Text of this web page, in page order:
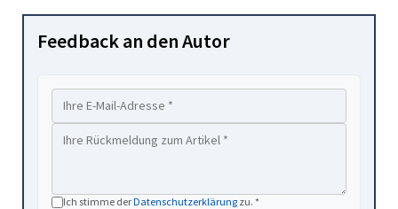
Feedback an den Autor
Ich stimme derDatenschutzerklärung zu. *